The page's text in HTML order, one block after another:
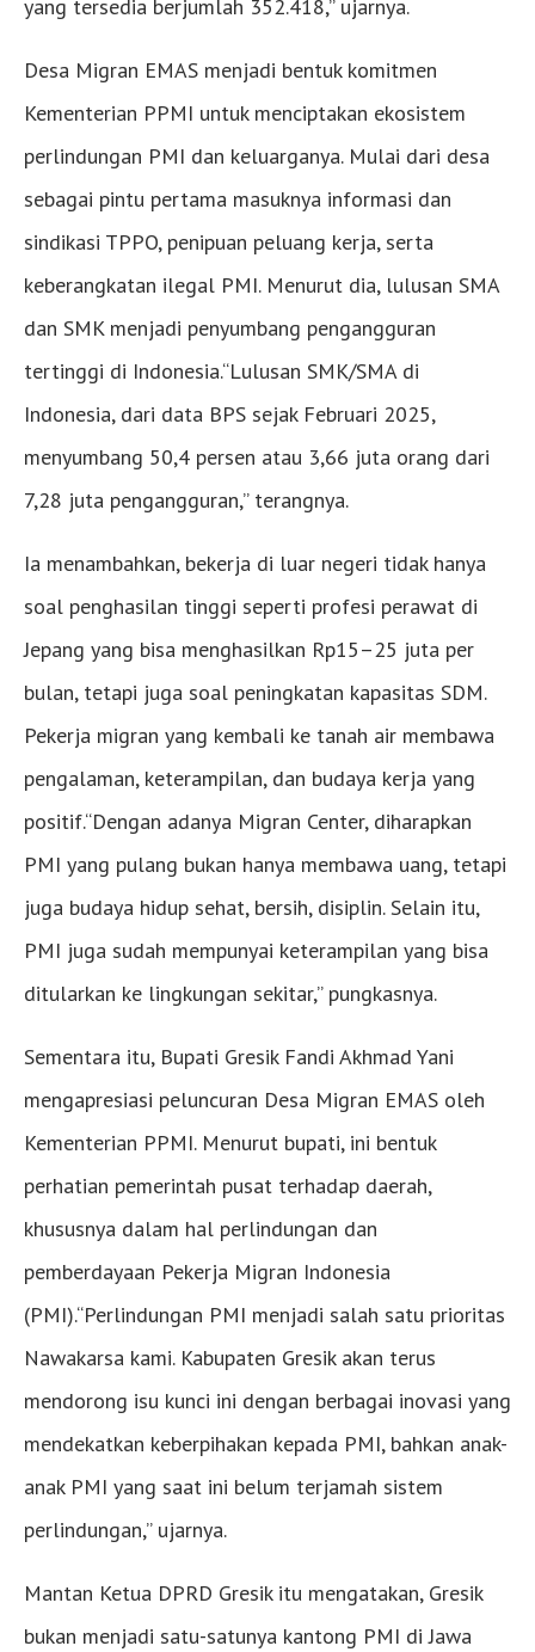
yang tersedia berjumlah 352.418,” ujarnya.
Desa Migran EMAS menjadi bentuk komitmen
Kementerian PPMI untuk menciptakan ekosistem
perlindungan PMI dan keluarganya. Mulai dari desa
sebagai pintu pertama masuknya informasi dan
sindikasi TPPO, penipuan peluang kerja, serta
keberangkatan ilegal PMI. Menurut dia, lulusan SMA
dan SMK menjadi penyumbang pengangguran
tertinggi di Indonesia.“Lulusan SMK/SMA di
Indonesia, dari data BPS sejak Februari 2025,
menyumbang 50,4 persen atau 3,66 juta orang dari
7,28 juta pengangguran,” terangnya.
Ia menambahkan, bekerja di luar negeri tidak hanya
soal penghasilan tinggi seperti profesi perawat di
Jepang yang bisa menghasilkan Rp15–25 juta per
bulan, tetapi juga soal peningkatan kapasitas SDM.
Pekerja migran yang kembali ke tanah air membawa
pengalaman, keterampilan, dan budaya kerja yang
positif.“Dengan adanya Migran Center, diharapkan
PMI yang pulang bukan hanya membawa uang, tetapi
juga budaya hidup sehat, bersih, disiplin. Selain itu,
PMI juga sudah mempunyai keterampilan yang bisa
ditularkan ke lingkungan sekitar,” pungkasnya.
Sementara itu, Bupati Gresik Fandi Akhmad Yani
mengapresiasi peluncuran Desa Migran EMAS oleh
Kementerian PPMI. Menurut bupati, ini bentuk
perhatian pemerintah pusat terhadap daerah,
khususnya dalam hal perlindungan dan
pemberdayaan Pekerja Migran Indonesia
(PMI).“Perlindungan PMI menjadi salah satu prioritas
Nawakarsa kami. Kabupaten Gresik akan terus
mendorong isu kunci ini dengan berbagai inovasi yang
mendekatkan keberpihakan kepada PMI, bahkan anak-
anak PMI yang saat ini belum terjamah sistem
perlindungan,” ujarnya.
Mantan Ketua DPRD Gresik itu mengatakan, Gresik
bukan menjadi satu-satunya kantong PMI di Jawa